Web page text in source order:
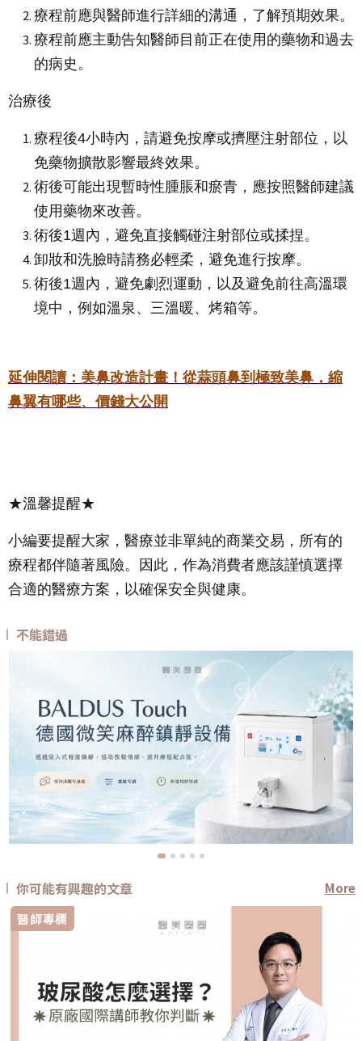
療程前應與醫師進行詳細的溝通，了解預期效果。
療程前應主動告知醫師目前正在使用的藥物和過去
的病史。
治療後
療程後4小時內，請避免按摩或擠壓注射部位，以
免藥物擴散影響最終效果。
術後可能出現暫時性腫脹和瘀青，應按照醫師建議
使用藥物來改善。
術後1週內，避免直接觸碰注射部位或揉捏。
卸妝和洗臉時請務必輕柔，避免進行按摩。
術後1週內，避免劇烈運動，以及避免前往高溫環
境中，例如溫泉、三溫暖、烤箱等。
延伸閱讀： 美鼻改造計畫！從蒜頭鼻到極致美鼻，縮
鼻翼有哪些、價錢大公開
★溫馨提醒★
小編要提醒大家，醫療並非單純的商業交易，所有的
療程都伴隨著風險。因此，作為消費者應該謹慎選擇
合適的醫療方案，以確保安全與健康。
不能錯過
你可能有興趣的文章
More
醫師專欄